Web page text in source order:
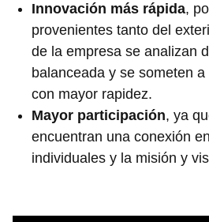
Innovación más rápida,
provenientes tanto del
de la empresa se analizan
balanceada y se someten
con mayor rapidez.
Mayor participación, ya
encuentran una conexión
individuales y la misión y